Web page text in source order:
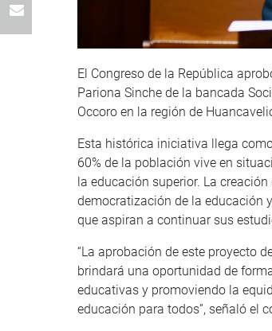
El Congreso de la República
Pariona Sinche de la bancada
Occoro en la región de
Esta histórica iniciativa llega
60% de la población vive en
la educación superior. La
democratización de la educación
que aspiran a continuar sus
“La aprobación de este proyecto
brindará una oportunidad de
educativas y promoviendo la
educación para todos”, señaló el